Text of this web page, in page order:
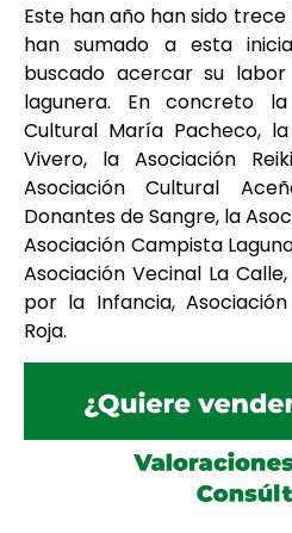
Este han año han sido
han sumado a esta
buscado acercar su
lagunera. En concreto
Cultural María Pacheco,
Vivero, la Asociación
Asociación Cultural
Donantes de Sangre, la
Asociación Campista
Asociación Vecinal La
por la Infancia,
Roja.